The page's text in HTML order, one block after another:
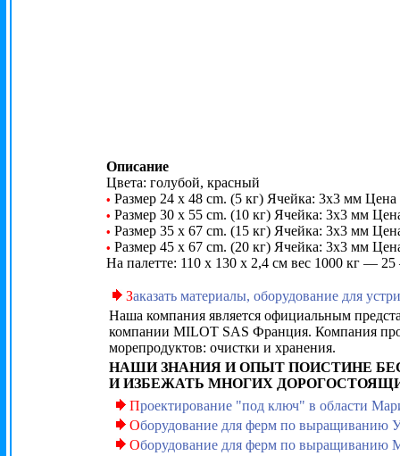
Описание
Цвета: голубой, красный
• Размер 24 x 48 cm. (5 кг) Ячейка: 3х3 мм
• Размер 30 x 55 cm. (10 кг) Ячейка: 3х3 мм
• Размер 35 x 67 cm. (15 кг) Ячейка: 3х3 мм
• Размер 45 x 67 cm. (20 кг) Ячейка: 3х3 мм
На палетте: 110 х 130 х 2,4 см вес 1000 кг —
Заказать материалы, оборудование для
Наша компания является официальным
компании MILOT SAS Франция. Компания
морепродуктов: очистки и хранения.
НАШИ ЗНАНИЯ И ОПЫТ ПОИСТИНЕ
И ИЗБЕЖАТЬ МНОГИХ
Проектирование "под ключ" в области
Оборудование для ферм по выращиванию
Оборудование для ферм по выращиванию